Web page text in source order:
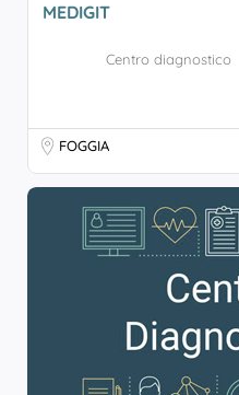
MEDIGIT
Centro diagnostico
FOGGIA